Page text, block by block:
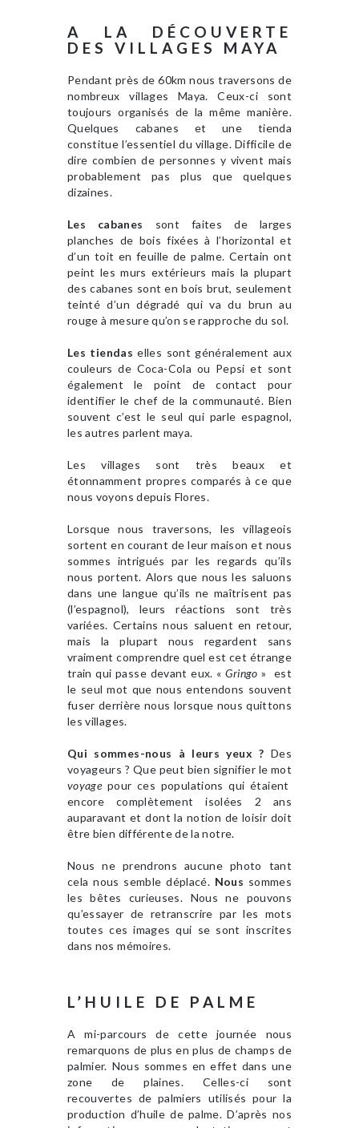
A LA DÉCOUVERTE
DES VILLAGES MAYA
Pendant près de 60km nous traversons de
nombreux villages Maya. Ceux-ci sont
toujours organisés de la même manière.
Quelques cabanes et une tienda
constitue l’essentiel du village. Difficile de
dire combien de personnes y vivent mais
probablement pas plus que quelques
dizaines.
Les cabanes sont faites de larges
planches de bois fixées à l’horizontal et
d’un toit en feuille de palme. Certain ont
peint les murs extérieurs mais la plupart
des cabanes sont en bois brut, seulement
teinté d’un dégradé qui va du brun au
rouge à mesure qu’on se rapproche du sol.
Les tiendas elles sont généralement aux
couleurs de Coca-Cola ou Pepsi et sont
également le point de contact pour
identifier le chef de la communauté. Bien
souvent c’est le seul qui parle espagnol,
les autres parlent maya.
Les villages sont très beaux et
étonnamment propres comparés à ce que
nous voyons depuis Flores.
Lorsque nous traversons, les villageois
sortent en courant de leur maison et nous
sommes intrigués par les regards qu’ils
nous portent. Alors que nous les saluons
dans une langue qu’ils ne maîtrisent pas
(l’espagnol), leurs réactions sont très
variées. Certains nous saluent en retour,
mais la plupart nous regardent sans
vraiment comprendre quel est cet étrange
train qui passe devant eux. «Gringo » est
le seul mot que nous entendons souvent
fuser derrière nous lorsque nous quittons
les villages.
Qui sommes-nous à leurs yeux ? Des
voyageurs ? Que peut bien signifier le mot
voyage pour ces populations qui étaient
encore complètement isolées 2 ans
auparavant et dont la notion de loisir doit
être bien différente de la notre.
Nous ne prendrons aucune photo tant
cela nous semble déplacé. Nous sommes
les bêtes curieuses. Nous ne pouvons
qu’essayer de retranscrire par les mots
toutes ces images qui se sont inscrites
dans nos mémoires.
L’HUILE DE PALME
A mi-parcours de cette journée nous
remarquons de plus en plus de champs de
palmier. Nous sommes en effet dans une
zone de plaines. Celles-ci sont
recouvertes de palmiers utilisés pour la
production d’huile de palme. D’après nos